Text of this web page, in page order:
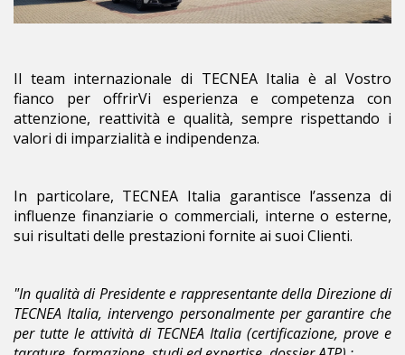
Il team internazionale di TECNEA Italia è al Vostro
fianco per offrirVi esperienza e competenza con
attenzione, reattività e qualità, sempre rispettando i
valori di imparzialità e indipendenza.
In particolare, TECNEA Italia garantisce l’assenza di
influenze finanziarie o commerciali, interne o esterne,
sui risultati delle prestazioni fornite ai suoi Clienti.
"In qualità di Presidente e rappresentante della Direzione di
TECNEA Italia, intervengo personalmente per garantire che
per tutte le attività di TECNEA Italia (certificazione, prove e